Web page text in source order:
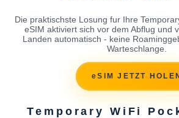
Die praktischste Losung fur Ihre
eSIM aktiviert sich vor dem Abflug und
Landen automatisch - keine
Warteschlange.
eSIM JETZT HOLEN
Temporary WiFi